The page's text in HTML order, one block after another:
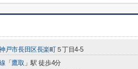
戸市長田区長楽町５丁目4-5
「 鷹取 」駅 徒歩4分